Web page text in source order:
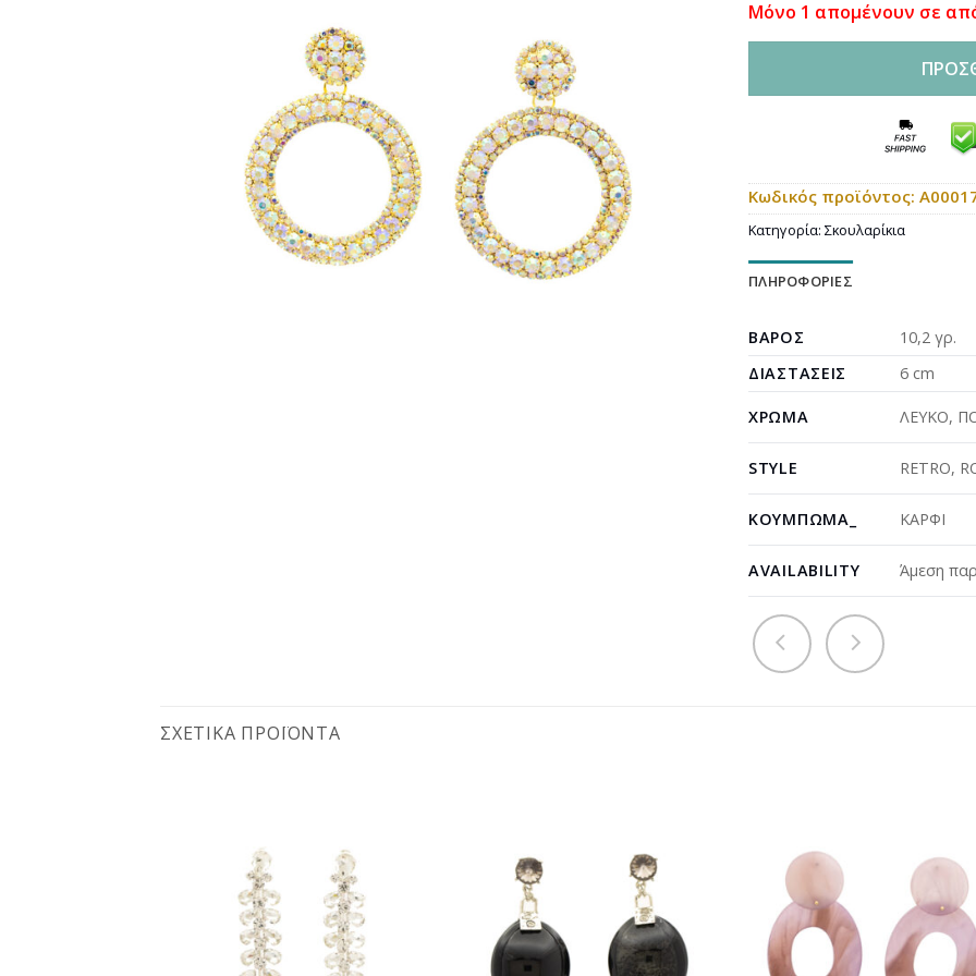
24,00€.
Μόνο 1 απομένουν σε
Κωδικός προϊόντος:
Κατηγορία: Σκουλαρίκια
ΠΛΗΡΟΦΟΡΊΕΣ
ΒΆΡΟΣ
10,2 γρ.
ΔΙΑΣΤΆΣΕΙΣ
6 cm
ΧΡΏΜΑ ΛΕΥΚΟ,
STYLE RETRO,
ΚΟΎΜΠΩΜΑ_ ΚΑΡΦΙ
AVAILABILITY Άμεση
ΣΧΕΤΙΚΆ ΠΡΟΪΌΝΤΑ
Προσθήκη
Προσθήκη
στη